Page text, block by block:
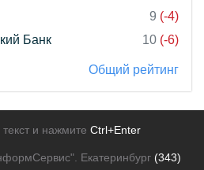
9 (-4)
Банк
10 (-6)
Общий рейтинг
и нажмите Ctrl+Enter
Екатеринбург (343)